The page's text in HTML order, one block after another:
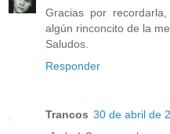
Gracias por
algún rinconcito de la
Saludos.
Responder
Trancos 30 de abril de